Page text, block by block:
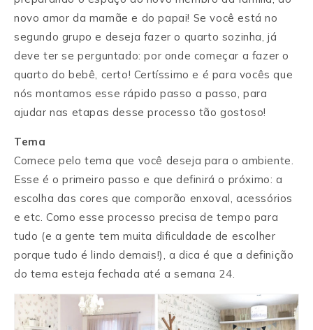
novo amor da mamãe e do papai! Se você está no
segundo grupo e deseja fazer o quarto sozinha, já
deve ter se perguntado: por onde começar a fazer o
quarto do bebê, certo! Certíssimo e é para vocês que
nós montamos esse rápido passo a passo, para
ajudar nas etapas desse processo tão gostoso!
Tema
Comece pelo tema que você deseja para o ambiente.
Esse é o primeiro passo e que definirá o próximo: a
escolha das cores que comporão enxoval, acessórios
e etc. Como esse processo precisa de tempo para
tudo (e a gente tem muita dificuldade de escolher
porque tudo é lindo demais!), a dica é que a definição
do tema esteja fechada até a semana 24.